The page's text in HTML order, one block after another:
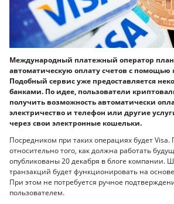
Международный платежный оператор
автоматическую оплату счетов с
Подобный сервис уже предоставляется
банками. По идее, пользователи
получить возможность автоматически
электричество и телефон или другие
через свои электронные кошельки.
Посредником при таких операциях будет
относительно того, как должна работать
опубликованы 20 декабря в блоге компании.
транзакций будет функционировать на
При этом не потребуется ручное
пользователем.